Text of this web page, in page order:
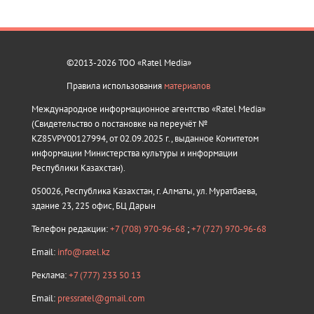
©2013-2026 ТОО «Ratel Media»
Правила использования материалов
Международное информационное агентство «Ratel Media»
(Свидетельство о постановке на переучёт №
KZ85VPY00127994, от 02.09.2025 г., выданное Комитетом
информации Министерства культуры и информации
Республики Казахстан).
050026, Республика Казахстан, г. Алматы, ул. Муратбаева,
здание 23, 225 офис, БЦ Дарын
Телефон редакции:+7 (708) 970-96-68 ;+7 (727) 970-96-68
Email: info@ratel.kz
Реклама:+7 (777) 233 50 13
Email: pressratel@gmail.com